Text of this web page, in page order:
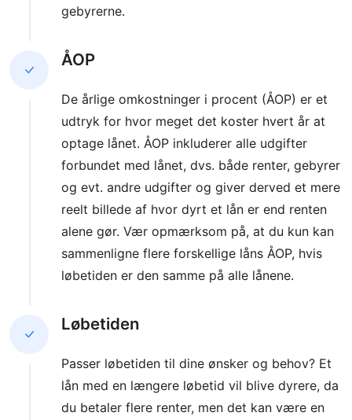
gebyrerne.
ÅOP
De årlige omkostninger i procent (ÅOP) er et
udtryk for hvor meget det koster hvert år at
optage lånet. ÅOP inkluderer alle udgifter
forbundet med lånet, dvs. både renter, gebyrer
og evt. andre udgifter og giver derved et mere
reelt billede af hvor dyrt et lån er end renten
alene gør. Vær opmærksom på, at du kun kan
sammenligne flere forskellige låns ÅOP, hvis
løbetiden er den samme på alle lånene.
Løbetiden
Passer løbetiden til dine ønsker og behov? Et
lån med en længere løbetid vil blive dyrere, da
du betaler flere renter, men det kan være en